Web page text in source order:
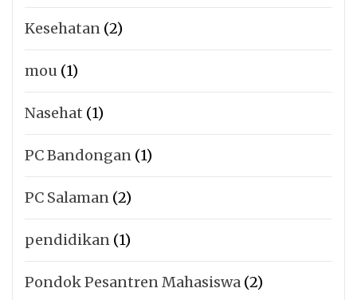
Kesehatan (2)
mou (1)
Nasehat (1)
PC Bandongan (1)
PC Salaman (2)
pendidikan (1)
Pondok Pesantren Mahasiswa (2)